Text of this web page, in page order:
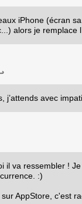
iPhone (écran
alors je remplace
j’attends avec
il va ressembler !
:)
AppStore, c'est